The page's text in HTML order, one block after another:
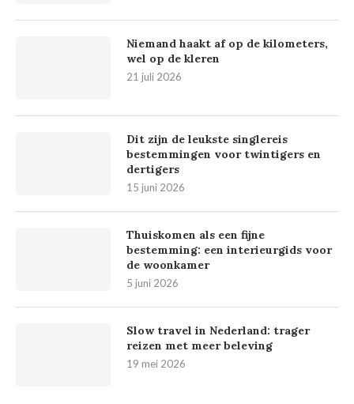
Niemand haakt af op de kilometers,
wel op de kleren
21 juli 2026
Dit zijn de leukste singlereis
bestemmingen voor twintigers en
dertigers
15 juni 2026
Thuiskomen als een fijne
bestemming: een interieurgids voor
de woonkamer
5 juni 2026
Slow travel in Nederland: trager
reizen met meer beleving
19 mei 2026